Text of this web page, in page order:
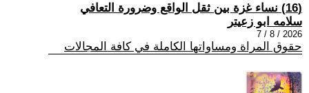
(16) نساء غزة بين ثقل الواقع وضرورة التعافي
سلامه ابو زعيتر
2026 / 8 / 7
حقوق المراة ومساواتها الكاملة في كافة المجالات